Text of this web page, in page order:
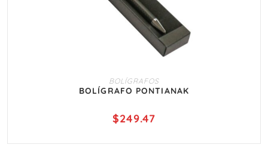
AÑADIR AL CARRITO
BOLÍGRAFOS
BOLÍGRAFO PONTIANAK
$249.47